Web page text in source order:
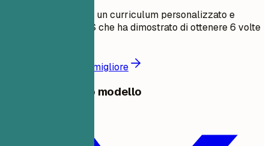
In pochi minuti, crea un curriculum personalizzato e
compatibile con ATS che ha dimostrato di ottenere 6 volte
Crea un curriculum migliore
Condividi questo modello